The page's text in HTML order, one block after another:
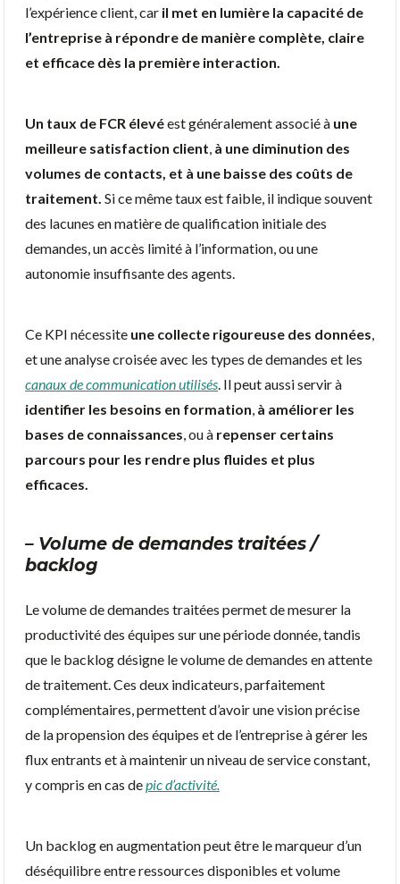
l’expérience client, car il met en lumière la capacité de
l’entreprise à répondre de manière complète, claire
et efficace dès la première interaction.
Un taux de FCR élevéest généralement associé à une
meilleure satisfaction client à une diminution des
volumes de contacts, et à une baisse des coûts de
traitement. Si ce même taux est faible, il indique souvent
des lacunes en matière de qualification initiale des
demandes, un accès limité à l’information, ou une
autonomie insuffisante des agents.
Ce KPI nécessite une collecte rigoureuse des données
et une analyse croisée avec les types de demandes et les
canaux de communication utilisés . Il peut aussi servir à
identifier les besoins en formation à améliorer les
bases de connaissances , ou à repenser certains
parcours pour les rendre plus fluides et plus
efficaces.
– Volume de demandes traitées /
backlog
Le volume de demandes traitées permet de mesurer la
productivité des équipes sur une période donnée, tandis
que le backlog désigne le volume de demandes en attente
de traitement. Ces deux indicateurs, parfaitement
complémentaires, permettent d’avoir une vision précise
de la propension des équipes et de l’entreprise à gérer les
flux entrants et à maintenir un niveau de service constant,
y compris en cas depic d’activité
Un backlog en augmentation peut être le marqueur d’un
déséquilibre entre ressources disponibles et volume